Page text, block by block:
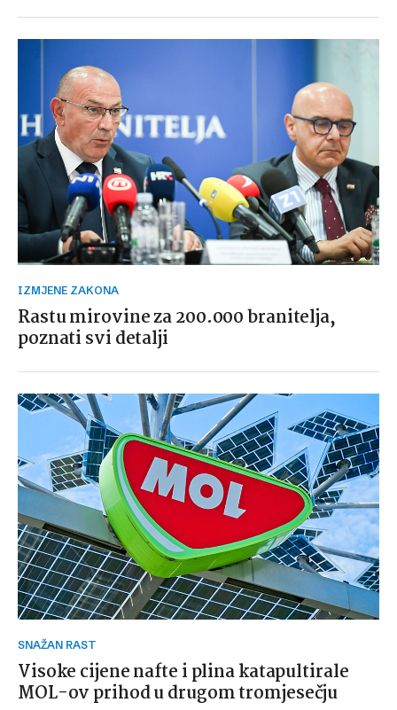
IZMJENE ZAKONA
Rastu mirovine za 200.000 branitelja,
poznati svi detalji
SNAŽAN RAST
Visoke cijene nafte i plina katapultirale
MOL-ov prihod u drugom tromjesečju